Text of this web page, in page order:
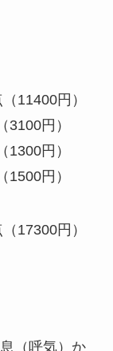
円）
円）
円）
円）
円）
（呼気）か